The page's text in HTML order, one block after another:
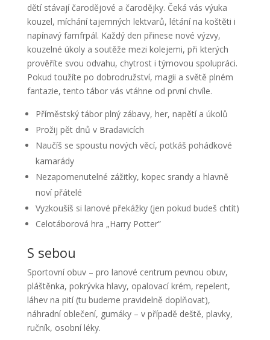
dětí stávají čarodějové a čarodějky. Čeká vás výuka
kouzel, míchání tajemných lektvarů, létání na koštěti i
napínavý famfrpál. Každý den přinese nové výzvy,
kouzelné úkoly a soutěže mezi kolejemi, při kterých
prověříte svou odvahu, chytrost i týmovou spolupráci.
Pokud toužíte po dobrodružství, magii a světě plném
fantazie, tento tábor vás vtáhne od první chvíle.
Příměstský tábor plný zábavy, her, napětí a úkolů
Prožij pět dnů v Bradavicích
Naučíš se spoustu nových věcí, potkáš pohádkové
kamarády
Nezapomenutelné zážitky, kopec srandy a hlavně
noví přátelé
Vyzkoušíš si lanové překážky (jen pokud budeš chtít)
Celotáborová hra „Harry Potter”
S sebou
Sportovní obuv – pro lanové centrum pevnou obuv,
pláštěnka, pokrývka hlavy, opalovací krém, repelent,
láhev na pití (tu budeme pravidelně doplňovat),
náhradní oblečení, gumáky – v případě deště, plavky,
ručník, osobní léky.